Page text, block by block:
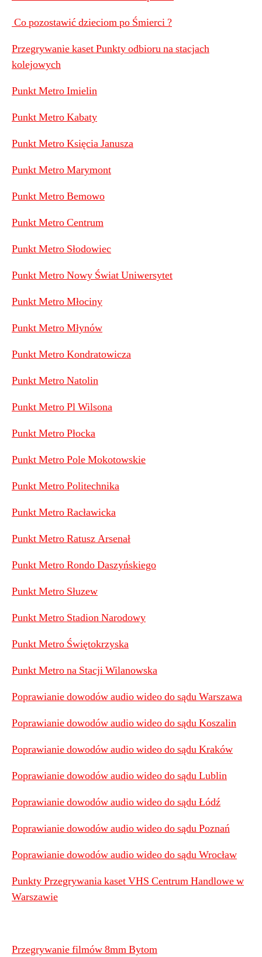
Co pozostawić dzieciom po Śmierci ?
Przegrywanie kaset Punkty odbioru na stacjach
kolejowych
Punkt Metro Imielin
Punkt Metro Kabaty
Punkt Metro Księcia Janusza
Punkt Metro Marymont
Punkt Metro Bemowo
Punkt Metro Centrum
Punkt Metro Słodowiec
Punkt Metro Nowy Świat Uniwersytet
Punkt Metro Młociny
Punkt Metro Młynów
Punkt Metro Kondratowicza
Punkt Metro Natolin
Punkt Metro Pl Wilsona
Punkt Metro Płocka
Punkt Metro Pole Mokotowskie
Punkt Metro Politechnika
Punkt Metro Racławicka
Punkt Metro Ratusz Arsenał
Punkt Metro Rondo Daszyńskiego
Punkt Metro Słuzew
Punkt Metro Stadion Narodowy
Punkt Metro Świętokrzyska
Punkt Metro na Stacji Wilanowska
Poprawianie dowodów audio wideo do sądu Warszawa
Poprawianie dowodów audio wideo do sądu Koszalin
Poprawianie dowodów audio wideo do sądu Kraków
Poprawianie dowodów audio wideo do sądu Lublin
Poprawianie dowodów audio wideo do sądu Łódź
Poprawianie dowodów audio wideo do sądu Poznań
Poprawianie dowodów audio wideo do sądu Wrocław
Punkty Przegrywania kaset VHS Centrum Handlowe w
Warszawie
Przegrywanie filmów 8mm Bytom